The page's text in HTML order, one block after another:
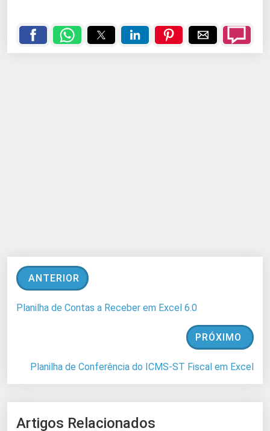
ANTERIOR
Planilha de Contas a Receber em Excel 6.0
PRÓXIMO
Planilha de Conferência do ICMS-ST Fiscal em Excel
Artigos Relacionados